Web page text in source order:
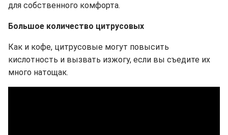
для собственного комфорта.
Большое количество цитрусовых
Как и кофе, цитрусовые могут повысить
кислотность и вызвать изжогу, если вы съедите их
много натощак.